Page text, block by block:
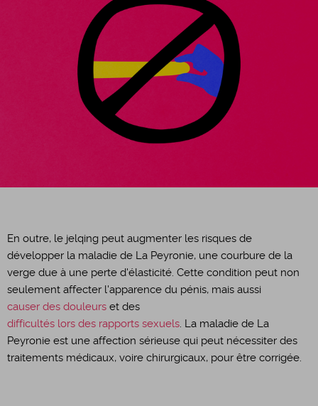
En outre, le jelqing peut augmenter les risques de
développer la maladie de La Peyronie, une courbure de la
verge due à une perte d'élasticité. Cette condition peut non
seulement affecter l'apparence du pénis, mais aussi
causer des douleurs et des
difficultés lors des rapports sexuels . La maladie de La
Peyronie est une affection sérieuse qui peut nécessiter des
traitements médicaux, voire chirurgicaux, pour être corrigée.